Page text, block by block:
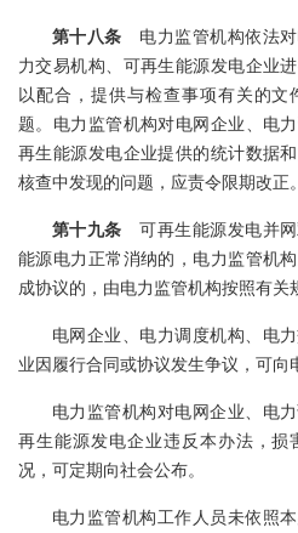
第十八条 电力监管机构依法
力交易机构、可再生能源发电企业
以配合，提供与检查事项有关的文
题。电力监管机构对电网企业、电
再生能源发电企业提供的统计数据
核查中发现的问题，应责令限期改正。
第十九条 可再生能源发电并
能源电力正常消纳的，电力监管机
成协议的，由电力监管机构按照有关
电网企业、电力调度机构、电
业因履行合同或协议发生争议，可向
电力监管机构对电网企业、电
再生能源发电企业违反本办法，损
况，可定期向社会公布。
电力监管机构工作人员未依照